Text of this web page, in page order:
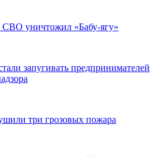
уничтожил «Бабу-ягу»
запугивать предпринимателей
три грозовых пожара